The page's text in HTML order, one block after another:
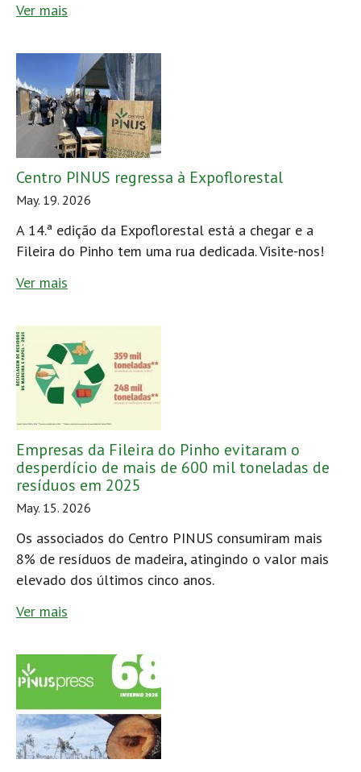
Ver mais
Centro PINUS regressa à Expoflorestal
May. 19. 2026
A 14.ª edição da Expoflorestal está a chegar e a
Fileira do Pinho tem uma rua dedicada. Visite-nos!
Ver mais
Empresas da Fileira do Pinho evitaram o
desperdício de mais de 600 mil toneladas de
resíduos em 2025
May. 15. 2026
Os associados do Centro PINUS consumiram mais
8% de resíduos de madeira, atingindo o valor mais
elevado dos últimos cinco anos.
Ver mais